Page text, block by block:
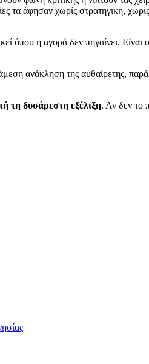
τα άφησαν χωρίς στρατηγική,
όπου η αγορά δεν πηγαίνει.
ανάκληση της αυθαίρετης,
τη δυσάρεστη εξέλιξη. Αν δεν το